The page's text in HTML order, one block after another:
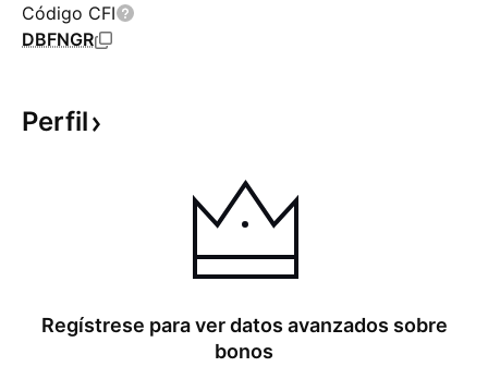
Código CFI
DBFNGR
Perfil
Regístrese para ver datos avanzados sobre
bonos